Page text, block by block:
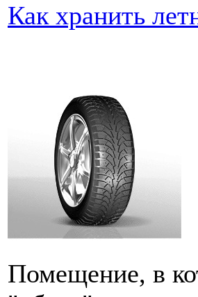
Как хранить
Помещение, в